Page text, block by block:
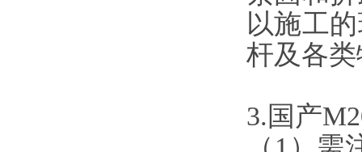
以施工
杆及各类
3.国产